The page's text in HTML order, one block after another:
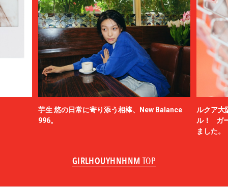
芋生 悠の日常に寄り添う相棒、New Balance
996。
ルクア大
ル！ ガ
ました。
GIRLHOUYHNHNM TOP